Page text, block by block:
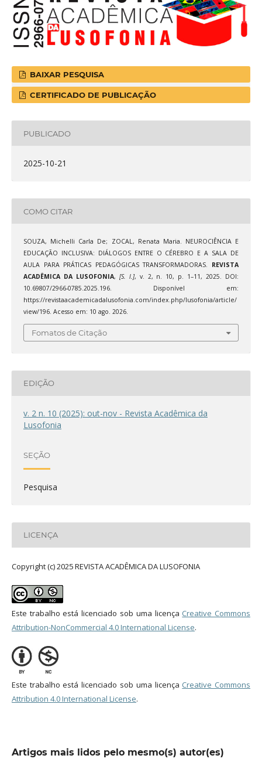
BAIXAR PESQUISA
CERTIFICADO DE PUBLICAÇÃO
PUBLICADO
2025-10-21
COMO CITAR
SOUZA, Michelli Carla De; ZOCAL, Renata Maria. NEUROCIÊNCIA E
EDUCAÇÃO INCLUSIVA: DIÁLOGOS ENTRE O CÉREBRO E A SALA DE
AULA PARA PRÁTICAS PEDAGÓGICAS TRANSFORMADORAS. REVISTA
ACADÊMICA DA LUSOFONIA, [S. l.], v. 2, n. 10, p. 1–11, 2025. DOI:
10.69807/2966-0785.2025.196. Disponível em:
https://revistaacademicadalusofonia.com/index.php/lusofonia/article/
view/196. Acesso em: 10 ago. 2026.
Fomatos de Citação
EDIÇÃO
v. 2 n. 10 (2025): out-nov - Revista Acadêmica da
Lusofonia
SEÇÃO
Pesquisa
LICENÇA
Copyright (c) 2025 REVISTA ACADÊMICA DA LUSOFONIA
Este trabalho está licenciado sob uma licença Creative Commons
Attribution-NonCommercial 4.0 International License.
Este trabalho está licenciado sob uma licença Creative Commons
Attribution 4.0 International License.
Artigos mais lidos pelo mesmo(s) autor(es)